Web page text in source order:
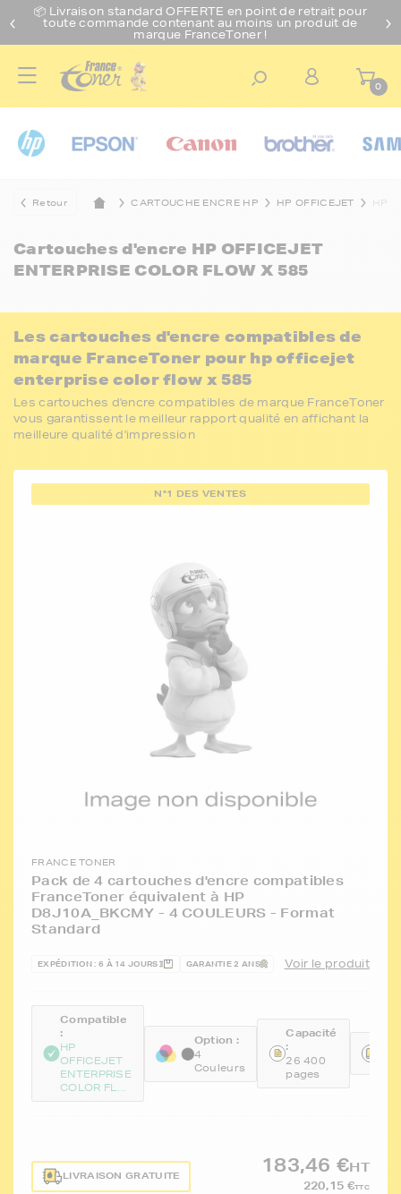
📦 Livraison standard OFFERTE en point de retrait pour
toute commande contenant au moins un produit de
marque FranceToner !
0
Retour CARTOUCHE ENCRE HP HP OFFICEJET HP
Cartouches d'encre HP OFFICEJET
ENTERPRISE COLOR FLOW X 585
Les cartouches d'encre compatibles de
marque FranceToner pour hp officejet
enterprise color flow x 585
Les cartouches d'encre compatibles de marque FranceToner
vous garantissent le meilleur rapport qualité en affichant la
meilleure qualité d'impression
N°1 DES VENTES
FRANCE TONER
Pack de 4 cartouches d'encre compatibles
FranceToner équivalent à HP
D8J10A_BKCMY - 4 COULEURS - Format
Standard
EXPÉDITION : 6 À 14 JOURS GARANTIE 2 ANS Voir le produit
Compatible
:
HP
OFFICEJET
ENTERPRISE
COLOR FL...
Option :
4
Couleurs
Capacité
:
26 400
pages
LIVRAISON GRATUITE
183,46 €HT
220,15 €TTC